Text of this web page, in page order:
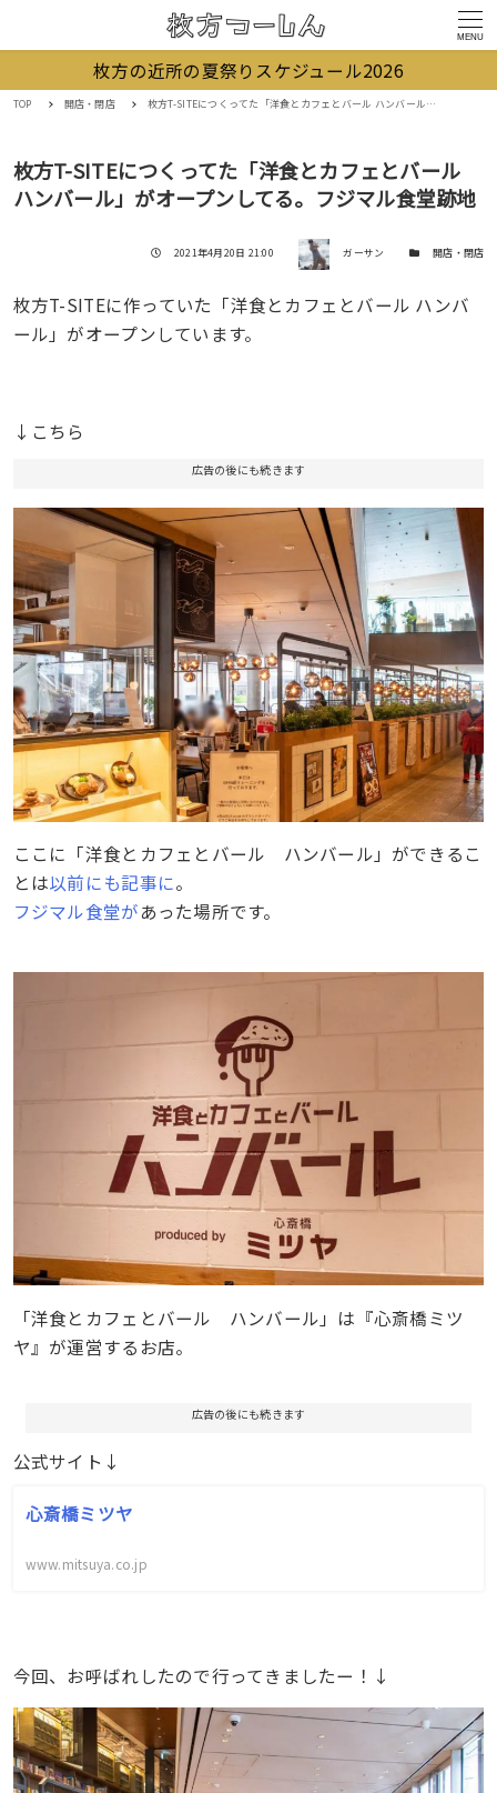
MENU
枚方の近所の夏祭りスケジュール2026
TOP 開店・閉店 枚方T-SITEにつくってた「洋食とカフェとバール ハンバール」がオープンしてる。フジマル食堂跡地
枚方T-SITEにつくってた「洋食とカフェとバール
ハンバール」がオープンしてる。フジマル食堂跡地
投稿日
2021年4月20日 21:00 著者 ガーサン カテゴリー開店・閉店
枚方T-SITEに作っていた「洋食とカフェとバール ハンバ
ール」がオープンしています。
↓こちら
広告の後にも続きます
ここに「洋食とカフェとバール ハンバール」ができるこ
とは以前にも記事に。
フジマル食堂があった場所です。
「洋食とカフェとバール ハンバール」は『心斎橋ミツ
ヤ』が運営するお店。
広告の後にも続きます
公式サイト↓
心斎橋ミツヤ
www.mitsuya.co.jp
今回、お呼ばれしたので行ってきましたー！↓